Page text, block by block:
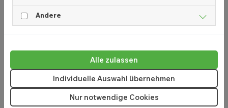
es eigentlich schon wie von selbst. Wenn du dann
noch deine junge Zielgruppe kennst, sie
Auszubildende im Handwerk zu finden.
Wichtig: Mit ein bis zwei Beiträgen ist es noch nicht
getan – was es braucht um dich als attraktiven
Arbeitgeber darzustellen? Ausdauer und
Andere
Nur notwendige Cookies
Individuelle Auswahl übernehmen
Alle zulassen